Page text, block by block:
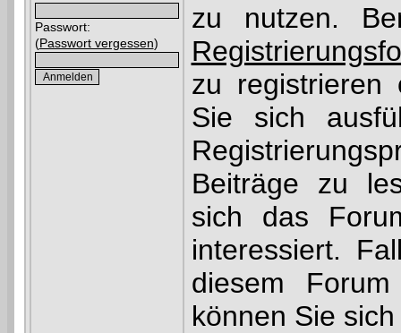
Passwort:
(Passwort vergessen)
zu nutzen.
zu
Sie sich
Beiträge zu
sich das
interessiert.
diesem
können Sie